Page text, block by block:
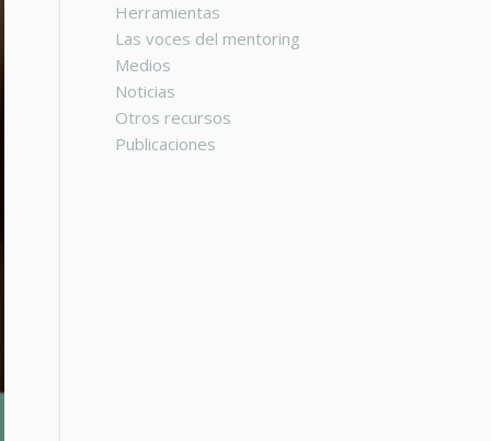
Herramientas
Las voces del mentoring
Medios
Noticias
Otros recursos
Publicaciones